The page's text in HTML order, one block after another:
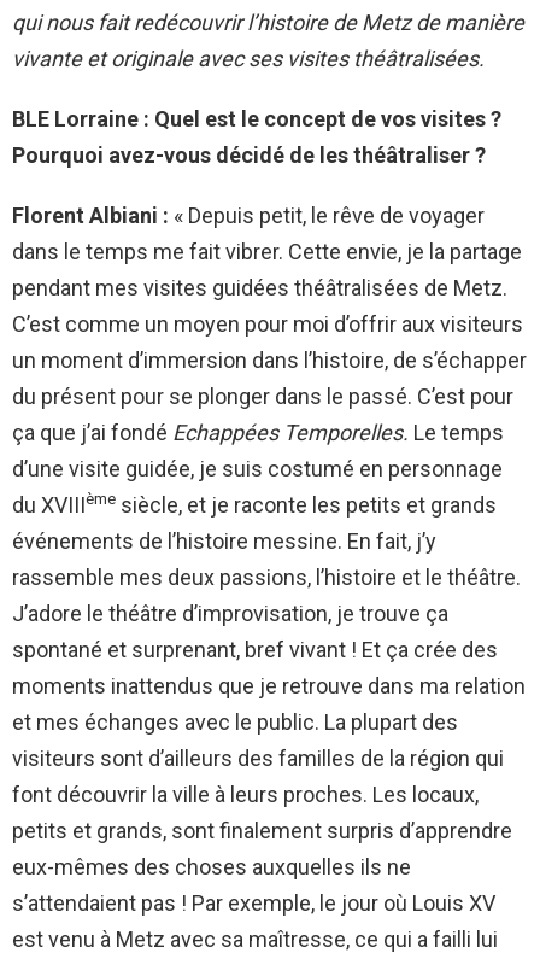
qui nous fait redécouvrir l’histoire de Metz de manière
vivante et originale avec ses visites théâtralisées.
BLE Lorraine : Quel est le concept de vos visites ?
Pourquoi avez-vous décidé de les théâtraliser ?
Florent Albiani : « Depuis petit, le rêve de voyager
dans le temps me fait vibrer. Cette envie, je la partage
pendant mes visites guidées théâtralisées de Metz.
C’est comme un moyen pour moi d’offrir aux visiteurs
un moment d’immersion dans l’histoire, de s’échapper
du présent pour se plonger dans le passé. C’est pour
ça que j’ai fondé Echappées Temporelles. Le temps
d’une visite guidée, je suis costumé en personnage
du XVIIIème siècle, et je raconte les petits et grands
événements de l’histoire messine. En fait, j’y
rassemble mes deux passions, l’histoire et le théâtre.
J’adore le théâtre d’improvisation, je trouve ça
spontané et surprenant, bref vivant ! Et ça crée des
moments inattendus que je retrouve dans ma relation
et mes échanges avec le public. La plupart des
visiteurs sont d’ailleurs des familles de la région qui
font découvrir la ville à leurs proches. Les locaux,
petits et grands, sont finalement surpris d’apprendre
eux-mêmes des choses auxquelles ils ne
s’attendaient pas ! Par exemple, le jour où Louis XV
est venu à Metz avec sa maîtresse, ce qui a failli lui